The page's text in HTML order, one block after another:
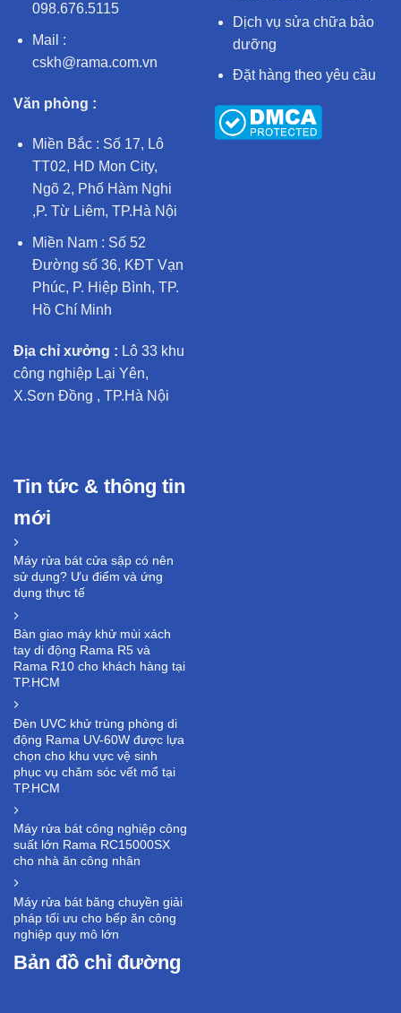
098.676.5115
Mail :
cskh@rama.com.vn
Văn phòng :
Miền Bắc : Số 17, Lô
TT02, HD Mon City,
Ngõ 2, Phố Hàm Nghi
,P. Từ Liêm, TP.Hà Nội
Miền Nam : Số 52
Đường số 36, KĐT Vạn
Phúc, P. Hiệp Bình, TP.
Hồ Chí Minh
Địa chỉ xưởng : Lô 33 khu
công nghiệp Lại Yên,
X.Sơn Đồng , TP.Hà Nội
Dịch vụ sửa chữa bảo
dưỡng
Đặt hàng theo yêu cầu
Tin tức & thông tin
mới
Máy rửa bát cửa sập có nên
sử dụng? Ưu điểm và ứng
dụng thực tế
Bàn giao máy khử mùi xách
tay di động Rama R5 và
Rama R10 cho khách hàng tại
TP.HCM
Đèn UVC khử trùng phòng di
động Rama UV-60W được lựa
chọn cho khu vực vệ sinh
phục vụ chăm sóc vết mổ tại
TP.HCM
Máy rửa bát công nghiệp công
suất lớn Rama RC15000SX
cho nhà ăn công nhân
Máy rửa bát băng chuyền giải
pháp tối ưu cho bếp ăn công
nghiệp quy mô lớn
Bản đồ chỉ đường